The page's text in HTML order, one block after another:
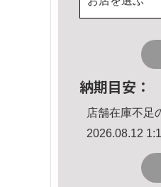
納期目安：
店舗在庫不足
2026.08.12